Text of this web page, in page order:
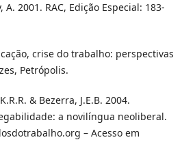
A. 2001. RAC, Edição Especial: 183-
crise do trabalho: perspectivas
Petrópolis.
& Bezerra, J.E.B. 2004.
a novilíngua neoliberal.
– Acesso em